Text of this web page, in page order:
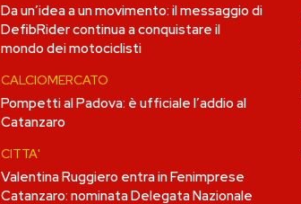
Da un’idea a un movimento: il messaggio di
DefibRider continua a conquistare il
mondo dei motociclisti
CALCIOMERCATO
Pompetti al Padova: è ufficiale l’addio al
Catanzaro
CITTA'
Valentina Ruggiero entra in Fenimprese
Catanzaro: nominata Delegata Nazionale